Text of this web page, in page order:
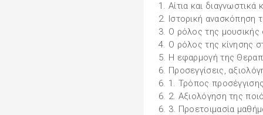
1. Αίτια και
2. Ιστορική
3. Ο ρόλος της μουσικής
4. Ο ρόλος της κίνησης
5. Η εφαρμογή της
6. Προσεγγίσεις,
6. 1. Τρόπος
6. 2. Αξιολόγηση της
6. 3. Προετοιμασία